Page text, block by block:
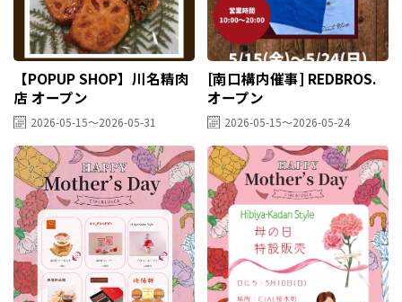
【POPUP SHOP】川名精肉
店 オープン
2026-05-15～2026-05-31
[南口構内催事] REDBROS.
オープン
2026-05-15～2026-05-24